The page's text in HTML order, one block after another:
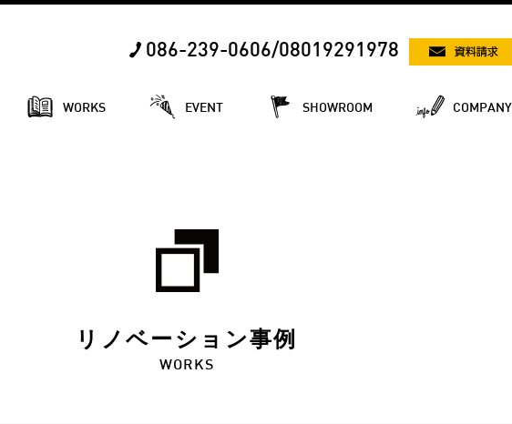
086-239-0606/08019291978
WORKS EVENT SHOWROOM COMPANY
リノベーション事例
WORKS